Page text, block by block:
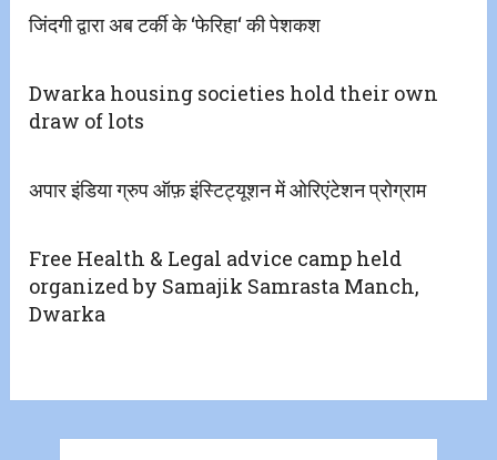
जिंदगी द्वारा अब टर्की के ‘फेरिहा‘ की पेशकश
Dwarka housing societies hold their own
draw of lots
अपार इंडिया ग्रुप ऑफ़ इंस्टिट्यूशन में ओरिएंटेशन प्रोग्राम
Free Health & Legal advice camp held
organized by Samajik Samrasta Manch,
Dwarka